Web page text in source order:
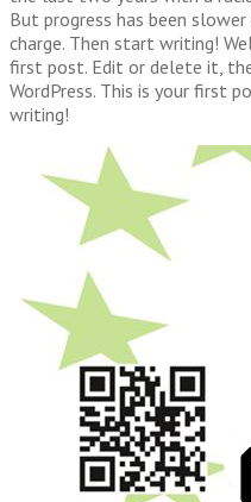
But progress has been
charge. Then start writing!
first post. Edit or delete it,
WordPress. This is your first
writing!